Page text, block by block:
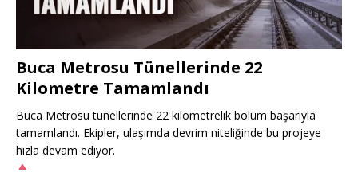
Buca Metrosu Tünellerinde 22
Kilometre Tamamlandı
Buca Metrosu tünellerinde 22 kilometrelik bölüm başarıyla
tamamlandı. Ekipler, ulaşımda devrim niteliğinde bu projeye
hızla devam ediyor.